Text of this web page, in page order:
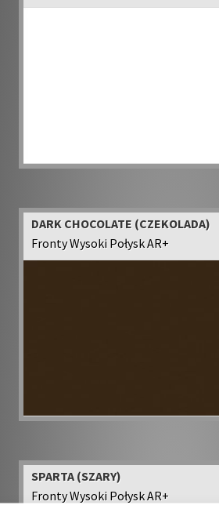
DARK CHOCOLATE (CZEKOLADA)
Fronty Wysoki Połysk AR+
SPARTA (SZARY)
Fronty Wysoki Połysk AR+